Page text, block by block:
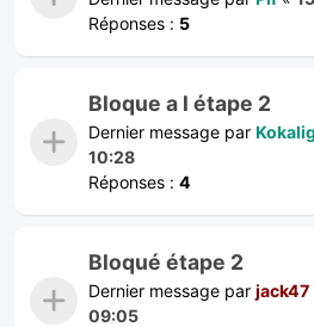
Réponses : 5
Bloque a l étape 2
Dernier message par
10:28
Réponses : 4
Bloqué étape 2
Dernier message par jack47
09:05